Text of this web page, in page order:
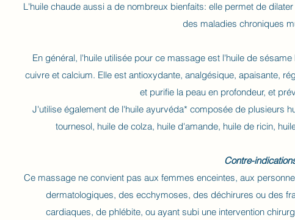
L'huile chaude aussi a de nombreux bienfaits: elle permet de
des maladies chroniques
En général, l'huile utilisée pour ce massage est l'huile de
cuivre et calcium. Elle est antioxydante, analgésique, apaisante,
et purifie la peau en profondeur, et
J'utilise également de l'huile ayurvéda* composée de plusieurs
tournesol, huile de colza, huile d'amande, huile de ricin,
Contre-
Ce massage ne convient pas aux femmes enceintes, aux
dermatologiques, des ecchymoses, des déchirures ou des
cardiaques, de phlébite, ou ayant subi une intervention